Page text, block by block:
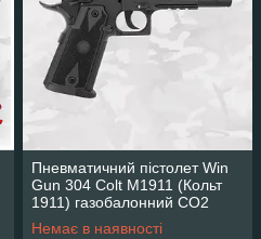
Пневматичний пістолет Win
Gun 304 Colt M1911 (Кольт
1911) газобалонний CO2
Немає в наявності